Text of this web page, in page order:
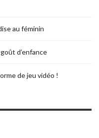
au féminin
d’enfance
de jeu vidéo !